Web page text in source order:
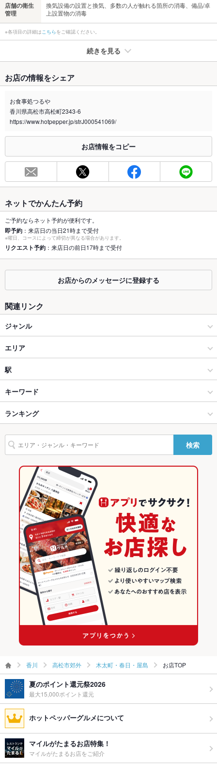
店舗の衛生
管理
換気設備の設置と換気、多数の人が触れる箇所の消毒、備品/卓
上設置物の消毒
※各項目の詳細は こちらをご確認ください。
続きを見る
禁煙・喫煙
全席禁煙
喫煙専用室 なし
合わせください。
お席
100席(総席数は100席となります)
容人数
個室 あり ：半個室席を8席ご用意しております
座敷 あり ：お座敷席もございます
掘りごたつ あり ：掘りごたつ半個室席をご用意
あり ：カウンター席ご用意あります
貸切 貸切可 ：貸し切りも可能です！お問い合わせください！
設備
Wi-Fi
バリアフリ
ー
なし ：お手伝いが必要な際はお気軽にご連絡ください。お困り
の際はスタッフまでお気軽にお申し付けください。
駐車場
その他設備 不明点等、お気軽に店舗へご相談ください。
その他
あり ：豊富な種類をご用意しております！
食べ放題
なし ：アラカルト又はコースでのご提供になります。当店自慢
の料理の数々を存分にお楽しみください。
カクテル充実、焼酎充実、日本酒充実
お子様連れ お子様連れ歓迎 ：お子様連れも歓迎致します。
ウェディン
グパーティ
ー二次会
お問合せください
不明点などありましたらお気軽にお問合せください
お店の情報をシェア
お食事処つるや
香川県高松市高松町2343-6
https://www.hotpepper.jp/strJ000541069/
お店情報をコピー
ネットでかんたん予約
ご予約ならネット予約が便利です。
即予約 ：来店日の当日21時まで受付
※曜日、コースによって締切が異なる場合があります。
リクエスト予約 ：来店日の前日17時まで受付
お店からのメッセージに登録する
関連リンク
ジャンル
居酒屋
海鮮
高松市郊外 × 居酒屋
高松市郊外 × 海鮮
古高松南駅 × 居酒屋
古高松南駅 × 海鮮
エリア
木太町・春日・屋島
木太町・春日・屋島 × 居酒屋
木太町・春日・屋島 × 海鮮
香川
香川 × 居酒屋
香川 × 海鮮
駅
古高松南駅
キーワード
からあげ
ランキング
香川のグルメランキング
香川の居酒屋ランキング
香川の海鮮ランキング
高松市郊外のグルメランキング
高松市郊外の居酒屋ランキング
高松市郊外の海鮮ランキング
木太町・春日・屋島のグルメランキング
木太町・春日・屋島の居酒屋ランキング
検索
香川 高松市郊外 木太町・春日・屋島 お店TOP
夏のポイント還元祭2026
最大15,000ポイント還元
ホットペッパーグルメについて
マイルがたまるお店特集！
マイルがたまるお店をご紹介